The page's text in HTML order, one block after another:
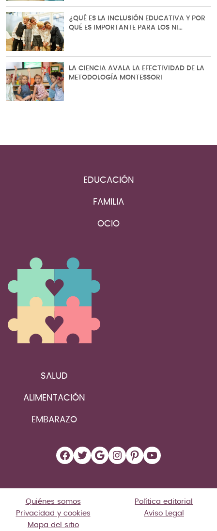
¿QUÉ ES LA INCLUSIÓN EDUCATIVA Y POR
QUÉ ES IMPORTANTE PARA LOS NI…
LA CIENCIA AVALA LA EFECTIVIDAD DE LA
METODOLOGÍA MONTESSORI
EDUCACIÓN
FAMILIA
OCIO
SALUD
ALIMENTACIÓN
EMBARAZO
Facebook
Twitter
Google
Instagram
Pinterest
YouTube
Quiénes somos
Política editorial
Privacidad y cookies
Aviso Legal
Mapa del sitio